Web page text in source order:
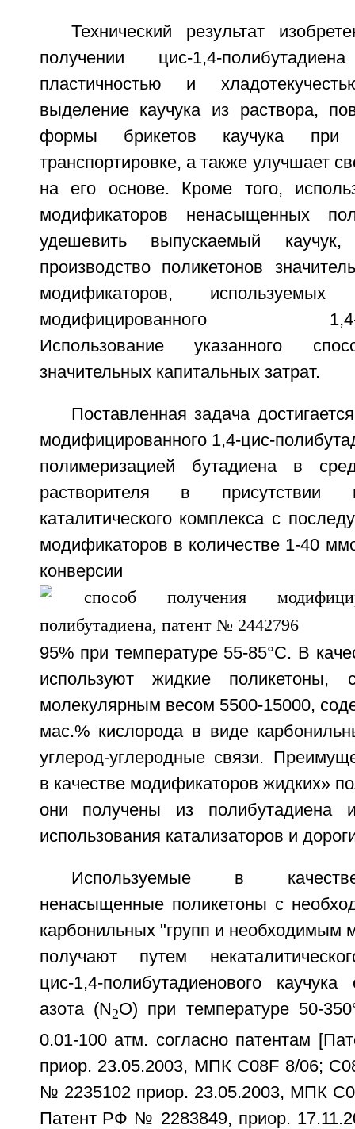
Технический результат
получении цис-1,4-
пластичностью и
выделение каучука из раствора,
формы брикетов каучука
транспортировке, а также улучшает
на его основе. Кроме того,
модификаторов ненасыщенных
удешевить выпускаемый
производство поликетонов
модификаторов,
модифицированного 1,4-
Использование указанного
значительных капитальных затрат.
Поставленная задача
модифицированного 1,4-цис-
полимеризацией бутадиена в
растворителя в присутствии
каталитического комплекса с
модификаторов в количестве 1-40
конверсии
95% при температуре 55-85°C. В
используют жидкие поликетоны,
молекулярным весом 5500-15000,
мас.% кислорода в виде
углерод-углеродные связи.
в качестве модификаторов жидких»
они получены из полибутадиена
использования катализаторов и
Используемые в
ненасыщенные поликетоны с
карбонильных "групп и необходимым
получают путем
цис-1,4-полибутадиенового
азота (N2O) при температуре 50-
0.01-100 атм. согласно патентам
приор. 23.05.2003, МПК C08F 8/06;
№ 2235102 приор. 23.05.2003, МПК
Патент РФ № 2283849, приор.